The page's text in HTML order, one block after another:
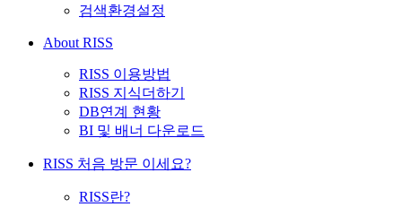
검색환경설정
About RISS
RISS 이용방법
RISS 지식더하기
DB연계 현황
BI 및 배너 다운로드
RISS 처음 방문 이세요?
RISS란?